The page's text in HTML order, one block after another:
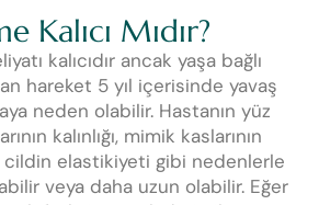
Kalıcı Mıdır?
kalıcıdır ancak yaşa bağlı
hareket 5 yıl içerisinde yavaş
neden olabilir. Hastanın yüz
kalınlığı, mimik kaslarının
cildin elastikiyeti gibi nedenlerle
veya daha uzun olabilir. Eğer